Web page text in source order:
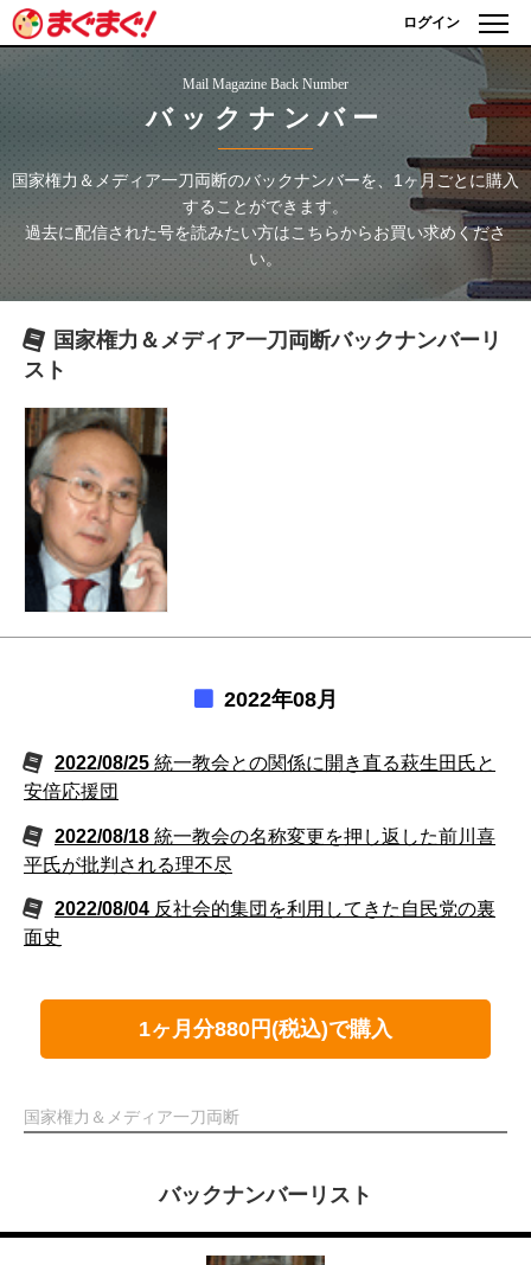
ログイン
Mail Magazine Back Number
バックナンバー
国家権力＆メディア一刀両断のバックナンバーを、1ヶ月ごとに購入
することができます。
過去に配信された号を読みたい方はこちらからお買い求めくださ
い。
国家権力＆メディア一刀両断バックナンバーリ
スト
2022年08月
2022/08/25 統一教会との関係に開き直る萩生田氏と
安倍応援団
2022/08/18 統一教会の名称変更を押し返した前川喜
平氏が批判される理不尽
2022/08/04 反社会的集団を利用してきた自民党の裏
面史
1ヶ月分880円(税込)で購入
国家権力＆メディア一刀両断
バックナンバーリスト